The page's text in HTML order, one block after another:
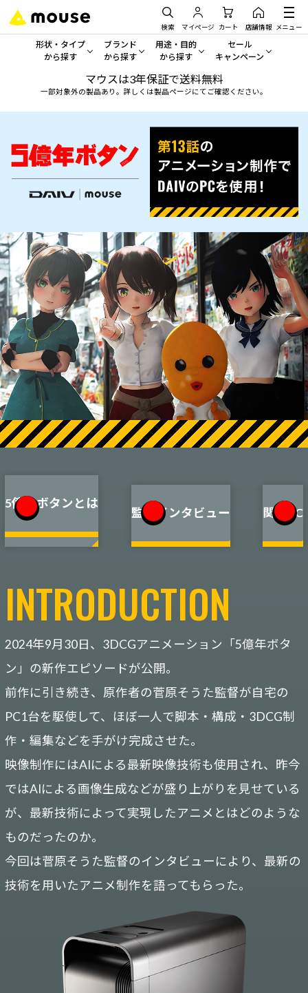
検索 マイページ カート 店舗情報 メニュー
形状・タイプ
から探す
形状・タイプから探す をすべてみる
デスクトップPC
ノートPC
タブレット
ワークステーション
ディスプレイ
Windows 11| Copilot+ PC
ブランド
から探す
mouse
G TUNE
NEXTGEAR
DAIV
iiyama
Windows 11| Copilot+ PC
用途・目的
から探す
一般向けパソコン
ゲーミングPC・ゲーム向けパソコン
クリエイティブ向け
ビジネス向けパソコン
学習向けパソコン
スペック/パーツ別
AIおすすめパソコン
Windows 11 |Copilot+ PC
セール
キャンペーン
セール・キャンペー
期間限定セール
人気モデルが期間限定・お
アウトレットパソコン
すべて新品の旧モデル製品
おすすめ目玉パソコン
Windows 11 |Copilot+ PC
マウスは3年保証で送料無料
一部対象外の製品あり。詳しくは製品ページにてご確認ください。
5億年ボタンとは
監督インタビュー 関連PC
INTRODUCTION
2024年9月30日、3DCGアニメーション「5億年ボタ
ン」の新作エピソードが公開。
前作に引き続き、原作者の菅原そうた監督が自宅の
PC1台を駆使して、 ほぼ一人で脚本・構成・3DCG制
作・編集などを手がけ完成させた。
映像制作にはAIによる最新映像技術も使用され、 昨今
ではAIによる画像生成などが盛り上がりを見せている
が、 最新技術によって実現したアニメとはどのような
ものだったのか。
今回は菅原そうた監督のインタビューにより、最新の
技術を用いたアニメ制作を語ってもらった。